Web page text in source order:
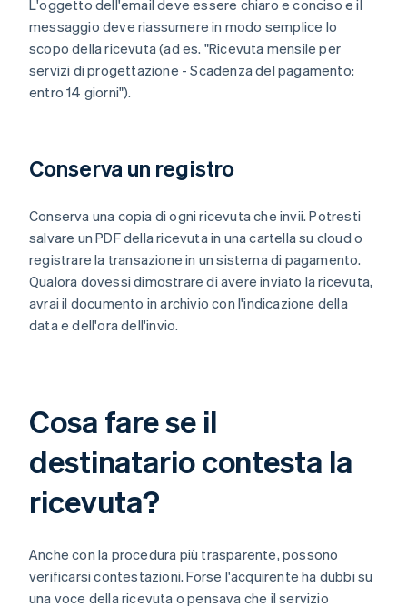
L'oggetto dell'email deve essere chiaro e conciso e il
messaggio deve riassumere in modo semplice lo
scopo della ricevuta (ad es. "Ricevuta mensile per
servizi di progettazione - Scadenza del pagamento:
entro 14 giorni").
Conserva un registro
Conserva una copia di ogni ricevuta che invii. Potresti
salvare un PDF della ricevuta in una cartella su cloud o
registrare la transazione in un sistema di pagamento.
Qualora dovessi dimostrare di avere inviato la ricevuta,
avrai il documento in archivio con l'indicazione della
data e dell'ora dell'invio.
Cosa fare se il
destinatario contesta la
ricevuta?
Anche con la procedura più trasparente, possono
verificarsi contestazioni. Forse l'acquirente ha dubbi su
una voce della ricevuta o pensava che il servizio